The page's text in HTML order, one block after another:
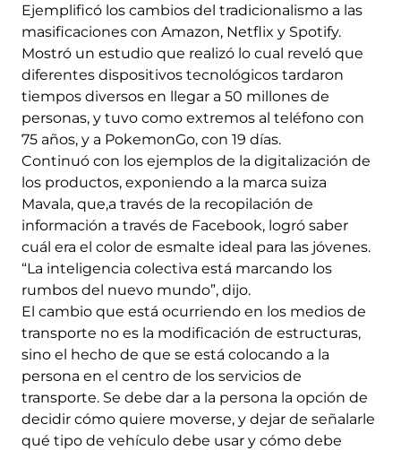
Ejemplificó los cambios del tradicionalismo a las
masificaciones con Amazon, Netflix y Spotify.
Mostró un estudio que realizó lo cual reveló que
diferentes dispositivos tecnológicos tardaron
tiempos diversos en llegar a 50 millones de
personas, y tuvo como extremos al teléfono con
75 años, y a PokemonGo, con 19 días.
Continuó con los ejemplos de la digitalización de
los productos, exponiendo a la marca suiza
Mavala, que,a través de la recopilación de
información a través de Facebook, logró saber
cuál era el color de esmalte ideal para las jóvenes.
“La inteligencia colectiva está marcando los
rumbos del nuevo mundo”, dijo.
El cambio que está ocurriendo en los medios de
transporte no es la modificación de estructuras,
sino el hecho de que se está colocando a la
persona en el centro de los servicios de
transporte. Se debe dar a la persona la opción de
decidir cómo quiere moverse, y dejar de señalarle
qué tipo de vehículo debe usar y cómo debe